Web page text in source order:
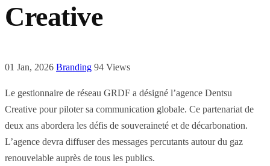
Creative
01 Jan, 2026 Branding 94 Views
Le gestionnaire de réseau GRDF a désigné l’agence Dentsu
Creative pour piloter sa communication globale. Ce partenariat de
deux ans abordera les défis de souveraineté et de décarbonation.
L’agence devra diffuser des messages percutants autour du gaz
renouvelable auprès de tous les publics.